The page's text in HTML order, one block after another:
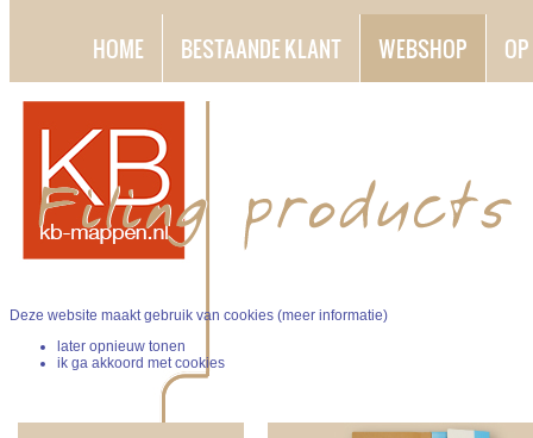
HOME BESTAANDE KLANT WEBSHOP
Deze website maakt gebruik van cookies (meer informatie)
later opnieuw tonen
ik ga akkoord met cookies